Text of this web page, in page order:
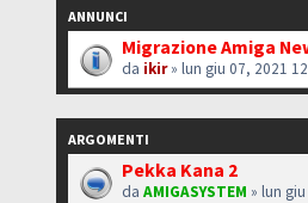
ANNUNCI
Migrazione Amiga
da ikir» lun giu 07, 2021
ARGOMENTI
Pekka Kana 2
daAMIGASYSTEM » lun